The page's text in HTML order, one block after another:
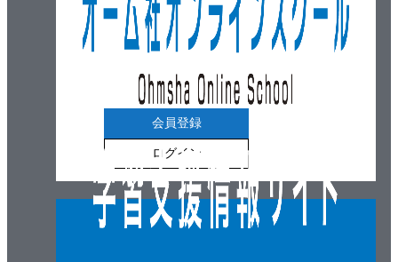
4.1 どのような半導体があるか
4.2 半導体の導電機構を理解しよう
[4] p形半導体
[5] 半導体の電気伝導
4.3 金属-半導体接触およびpn接合について
[1] 金属と半導体の接触
会員登録
ログイン